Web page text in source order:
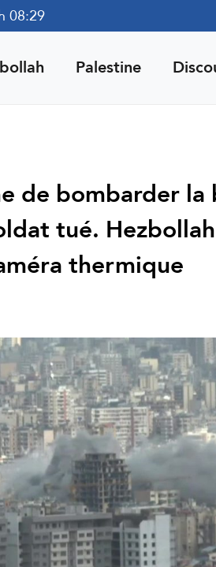
08:29
Palestine
de bombarder la
tué.
thermique